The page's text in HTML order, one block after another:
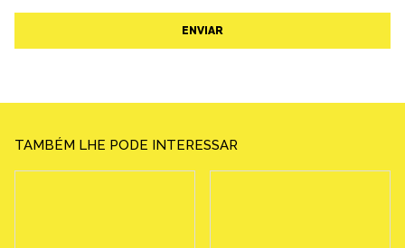
ENVIAR
TAMBÉM LHE PODE INTERESSAR